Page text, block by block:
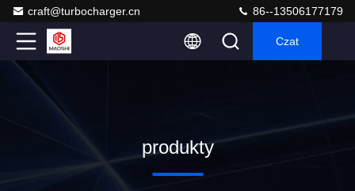
craft@turbocharger.cn 86--13506177179
Czat
produkty